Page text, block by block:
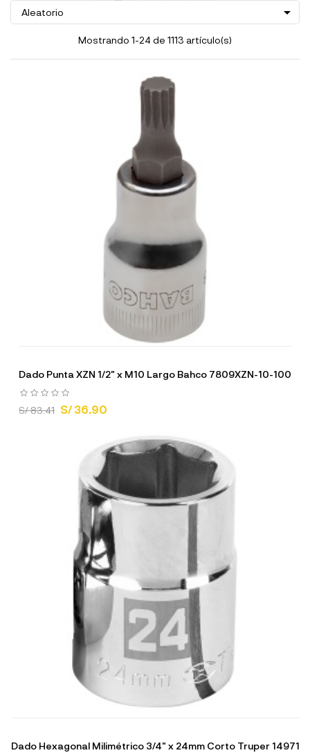
Aleatorio 
Mostrando 1-24 de 1113 artículo(s)
Dado Punta XZN 1/2" x M10 Largo Bahco 7809XZN-10-100
S/ 83.41 S/ 36.90
Dado Hexagonal Milimétrico 3/4" x 24mm Corto Truper 14971